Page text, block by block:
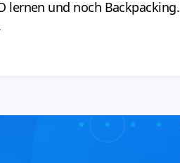
lernen und noch Backpacking.